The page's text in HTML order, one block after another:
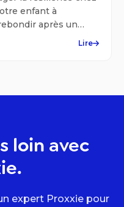
enfant à
après un
Lire
loin avec
expert Proxxie pour